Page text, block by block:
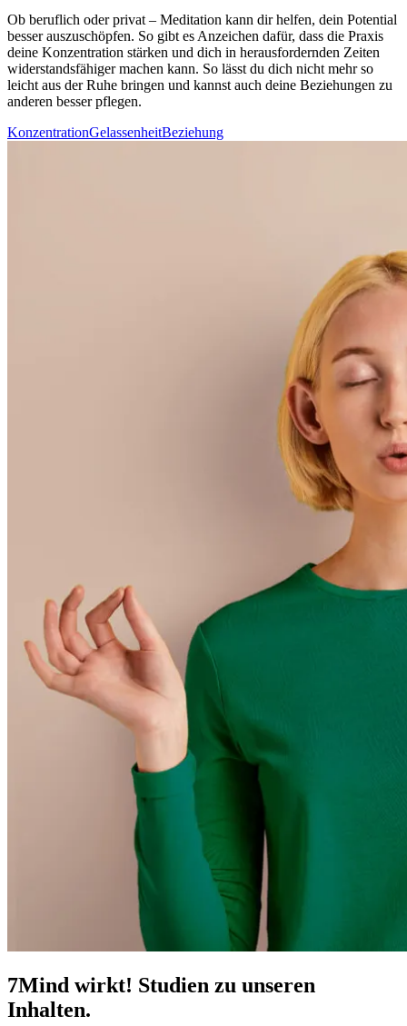
Ob beruf­lich oder privat – Medi­ta­tion kann dir helfen, dein Potential
besser auszuschöpfen. So gibt es Anzeichen dafür, dass die Praxis
deine Konzentration stärken und dich in herausfordernden Zeiten
widerstandsfähiger machen kann. So lässt du dich nicht mehr so
leicht aus der Ruhe brin­gen und kannst auch deine Beziehungen zu
anderen besser pflegen.
KonzentrationGelassenheitBeziehung
7Mind wirkt! Studien zu unseren
Inhalten.